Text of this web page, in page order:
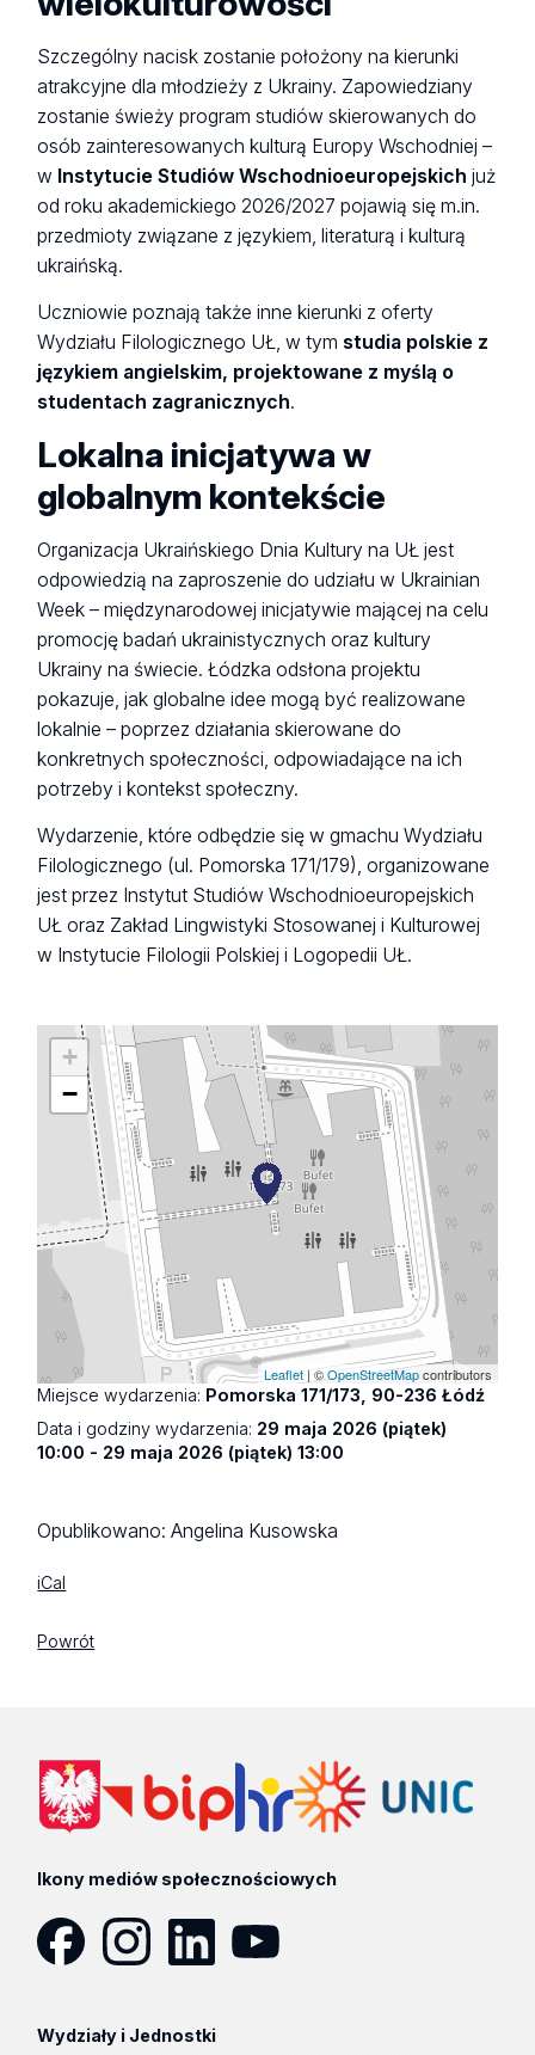
Szczególny nacisk zostanie położony na kierunki
atrakcyjne dla młodzieży z Ukrainy. Zapowiedziany
zostanie świeży program studiów skierowanych do
osób zainteresowanych kulturą Europy Wschodniej –
w Instytucie Studiów Wschodnioeuropejskichjuż
od roku akademickiego 2026/2027 pojawią się m.in.
przedmioty związane z językiem, literaturą i kulturą
ukraińską.
Uczniowie poznają także inne kierunki z oferty
Wydziału Filologicznego UŁ, w tym studia polskie z
językiem angielskim, projektowane z myślą o
studentach zagranicznych.
Lokalna inicjatywa w
globalnym kontekście
Organizacja Ukraińskiego Dnia Kultury na UŁ jest
odpowiedzią na zaproszenie do udziału w Ukrainian
Week – międzynarodowej inicjatywie mającej na celu
promocję badań ukrainistycznych oraz kultury
Ukrainy na świecie. Łódzka odsłona projektu
pokazuje, jak globalne idee mogą być realizowane
lokalnie – poprzez działania skierowane do
konkretnych społeczności, odpowiadające na ich
potrzeby i kontekst społeczny.
Wydarzenie, które odbędzie się w gmachu Wydziału
Filologicznego (ul. Pomorska 171/179), organizowane
jest przez Instytut Studiów Wschodnioeuropejskich
UŁ oraz Zakład Lingwistyki Stosowanej i Kulturowej
w Instytucie Filologii Polskiej i Logopedii UŁ.
+
−
Leaflet| ©OpenStreetMapcontributors
Miejsce wydarzenia: Pomorska 171/173, 90-236 Łódź
Data i godziny wydarzenia: 29 maja 2026 (piątek)
10:00 - 29 maja 2026 (piątek) 13:00
Opublikowano:Angelina Kusowska
iCal
Powrót
Ikony mediów społecznościowych
Wydziały i Jednostki